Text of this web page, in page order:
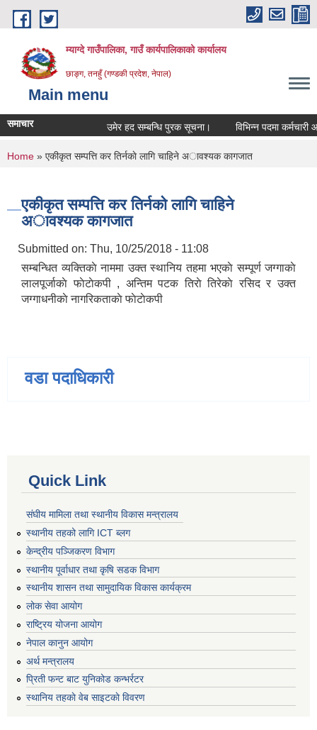
Skip to main content
म्याग्दे गाउँपालिका, गाउँ कार्यपालिकाको कार्यालय
छाङ्ग, तनहुँ (गण्डकी प्रदेश, नेपाल)
Main menu
समाचार उमेर हद सम्बन्धि पुरक सूचना। विभिन्न पदमा कर्मचारी
You are here
Home » एकीकृत सम्पत्ति कर तिर्नकाे लागि चाहिने अावश्यक कागजात
एकीकृत सम्पत्ति कर तिर्नकाे लागि चाहिने
अावश्यक कागजात
Submitted on: Thu, 10/25/2018 - 11:08
सम्बन्धित व्यक्तिकाे नाममा उक्त स्थानिय तहमा भएकाे सम्पूर्ण जग्गाकाे
लालपूर्जाकाे फाेटाेकपी , अन्तिम पटक तिराे तिरेकाे रसिद र उक्त
जग्गाधनीकाे नागरिकताकाे फाेटाेकपी
वडा पदाधिकारी
Quick Link
संघीय मामिला तथा स्थानीय विकास मन्त्रालय
स्थानीय तहको लागि ICT ब्लग
केन्द्रीय पञ्जिकरण विभाग
स्थानीय पूर्वाधार तथा कृषि सडक विभाग
स्थानीय शासन तथा सामुदायिक विकास कार्यक्रम
लोक सेवा आयोग
राष्ट्रिय योजना आयोग
नेपाल कानुन आयोग
अर्थ मन्त्रालय
प्रिती फन्ट बाट युनिकोड कन्भर्रटर
स्थानिय तहकाे वेब साइटकाे विवरण